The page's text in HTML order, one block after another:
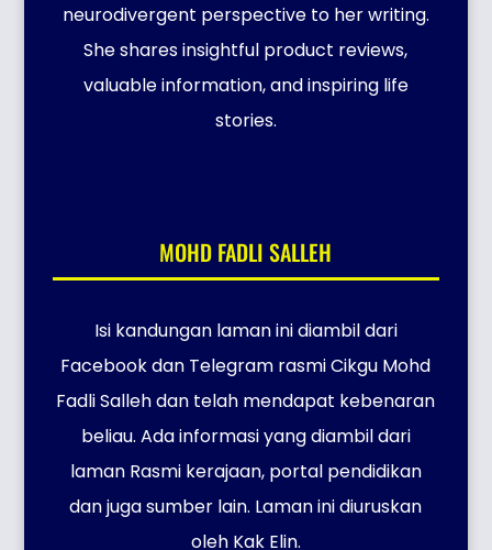
neurodivergent perspective to her writing.
She shares insightful product reviews,
valuable information, and inspiring life
stories.
MOHD FADLI SALLEH
Isi kandungan laman ini diambil dari
Facebook dan Telegram rasmi Cikgu Mohd
Fadli Salleh dan telah mendapat kebenaran
beliau. Ada informasi yang diambil dari
laman Rasmi kerajaan, portal pendidikan
dan juga sumber lain. Laman ini diuruskan
oleh Kak Elin.